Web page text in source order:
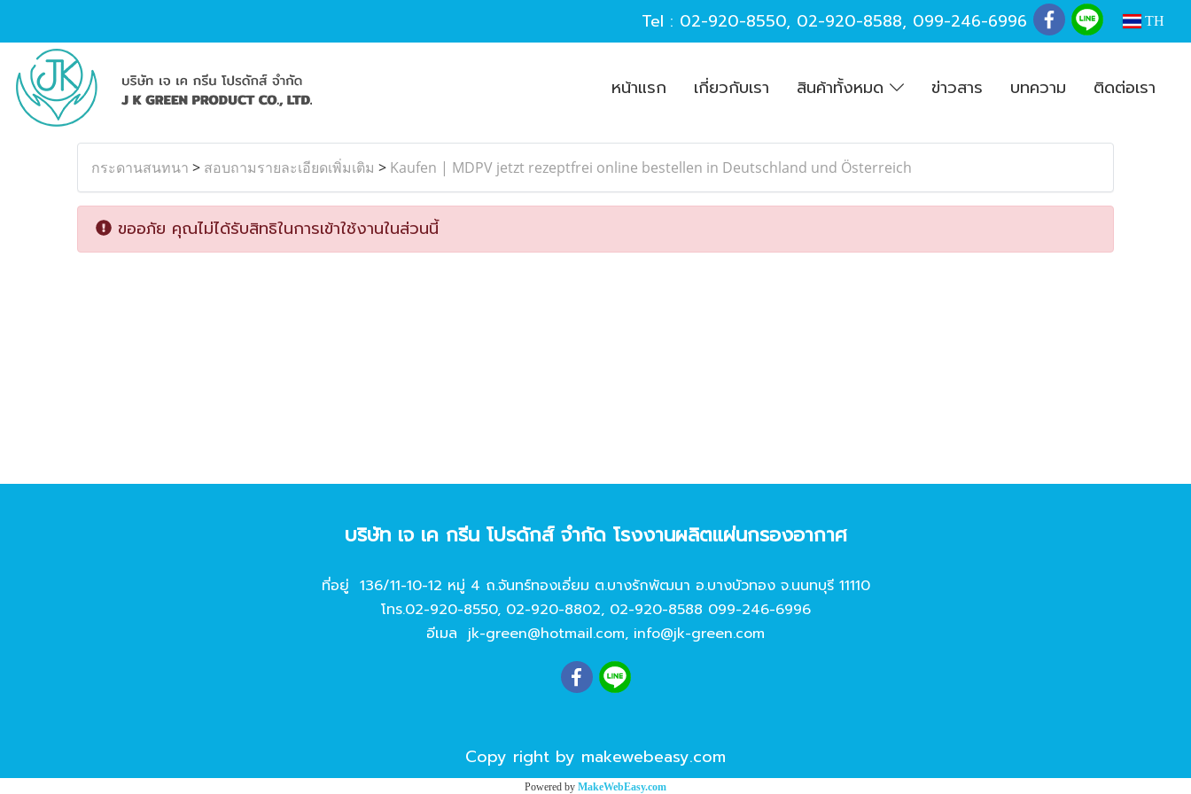
Tel : 02-920-8550, 02-920-8588, 099-246-6996 TH
หน้าแรก เกี่ยวกับเรา สินค้าทั้งหมด ข่าวสาร บทความ ติดต่อเรา
กระดานสนทนา > สอบถามรายละเอียดเพิ่มเติม > Kaufen | MDPV jetzt rezeptfrei online bestellen in Deutschland und Österreich
ขออภัย คุณไม่ได้รับสิทธิในการเข้าใช้งานในส่วนนี้
บริษัท เจ เค กรีน โปรดักส์ จํากัด โรงงานผลิตแผ่นกรองอากาศ
ที่อยู่ 136/11-10-12 หมู่ 4 ถ.จันทร์ทองเอี่ยม ต.บางรักพัฒนา อ.บางบัวทอง จ.นนทบุรี 11110
โทร.02-920-8550, 02-920-8802, 02-920-8588 099-246-6996
อีเมล jk-green@hotmail.com, info@jk-green.com
Copy right by makewebeasy.com
Powered by MakeWebEasy.com